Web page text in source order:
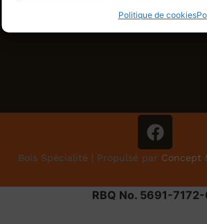
Politique de cookies
Bois Spécialité | Propulsé par Concept
RBQ No. 5691-7172-